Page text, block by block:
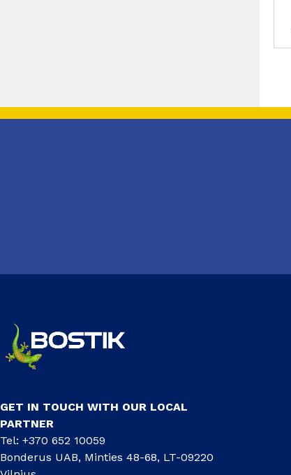
GET IN TOUCH WITH OUR LOCAL
PARTNER
Tel: +370 652 10059
Bonderus UAB, Minties 48-68, LT-09220